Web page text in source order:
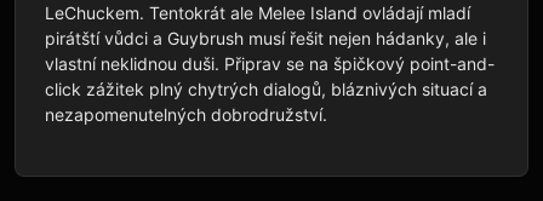
LeChuckem. Tentokrát ale Melee Island ovládají mladí
pirátští vůdci a Guybrush musí řešit nejen hádanky, ale i
vlastní neklidnou duši. Připrav se na špičkový point-and-
click zážitek plný chytrých dialogů, bláznivých situací a
nezapomenutelných dobrodružství.